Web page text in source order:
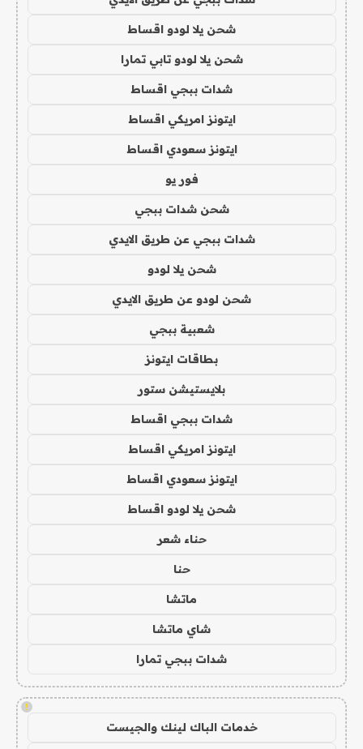
شحن يلا لودو اقساط
شحن يلا لودو تابي تمارا
شدات ببجي اقساط
ايتونز امريكي اقساط
ايتونز سعودي اقساط
فور يو
شحن شدات ببجي
شدات ببجي عن طريق الايدي
شحن يلا لودو
شحن لودو عن طريق الايدي
شعبية ببجي
بطاقات ايتونز
بلايستيشن ستور
شدات ببجي اقساط
ايتونز امريكي اقساط
ايتونز سعودي اقساط
شحن يلا لودو اقساط
حناء شعر
حنا
ماتشا
شاي ماتشا
شدات ببجي تمارا
!
خدمات الباك لينك والجيست